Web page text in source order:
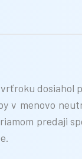
dosiahol
v menovo
predaji